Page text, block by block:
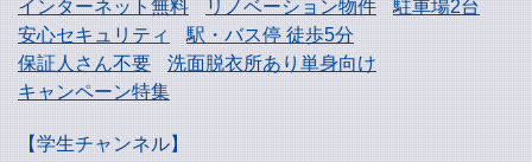
インターネット無料
リノベーション物件
駐車場2台
安心セキュリティ
駅・バス停 徒歩5分
保証人さん不要
洗面脱衣所あり単身向け
キャンペーン特集
【学生チャンネル】